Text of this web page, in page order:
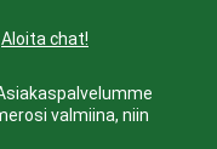
Aloita chat!
valmiina, niin